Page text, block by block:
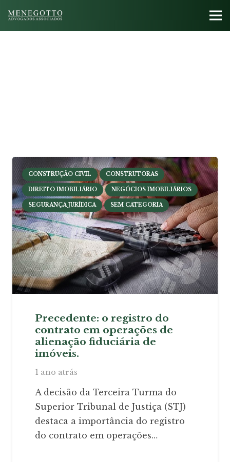
CONSTRUÇÃO CIVIL CONSTRUTORAS
DIREITO IMOBILIÁRIO NEGÓCIOS IMOBILIÁRIOS
SEGURANÇA JURÍDICA SEM CATEGORIA
Precedente: o registro do
contrato em operações de
alienação fiduciária de
imóveis.
1 ano atrás
A decisão da Terceira Turma do
Superior Tribunal de Justiça (STJ)
destaca a importância do registro
do contrato em operações…